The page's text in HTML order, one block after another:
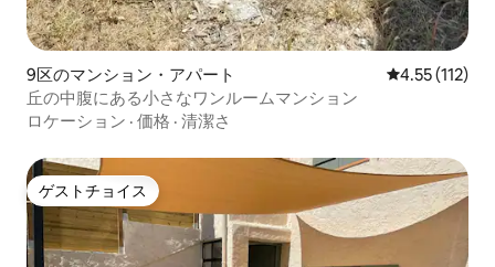
9区のマンション・アパート レビュー112
4.55 (112)
丘の中腹にある小さなワンルームマンション
ロケーション · 価格 · 清潔さ
ゲストチョイス
ゲストチョイス